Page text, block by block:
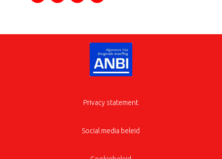
Privacy statement
Social media beleid